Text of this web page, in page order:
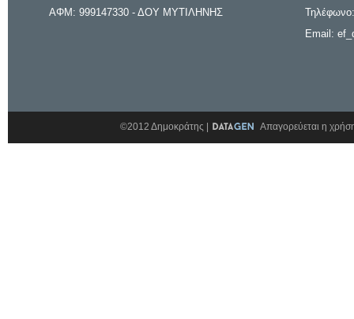
ΑΦΜ: 999147330 - ΔΟΥ ΜΥΤΙΛΗΝΗΣ
Email:
©2012 Δημοκράτης | Απαγορεύεται η